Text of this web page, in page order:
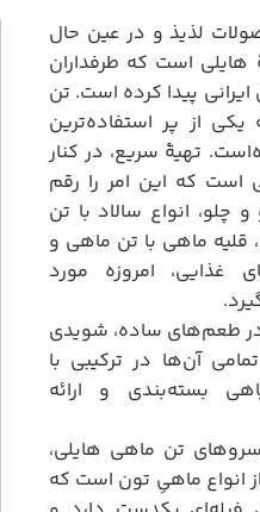
لذیذ و در عین حال
هایلی است که طرفداران
پیدا کرده است. تن
از پر استفاده‌ترین
تهیۀ سریع، در کنار
است که این امر را رقم
چلو، انواع سالاد با تن
قلیه ماهی با تن ماهی و
غذایی، امروزه مورد
طعم‌های ساده، شویدی
آن‌ها در ترکیبی با
بسته‌بندی و ارائه
تن ماهی هایلی،
انواع ماهیِ تون است که